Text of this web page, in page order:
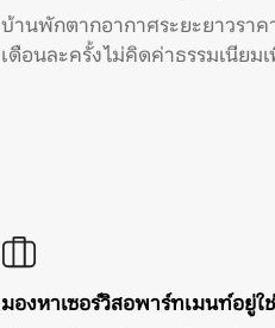
บ้านพักตากอากาศระยะยาวราค
เดือนละครั้ง ไม่คิดค่าธรรมเนียม
มองหาเซอร์วิสอพาร์ทเมนท์อยู่ใ